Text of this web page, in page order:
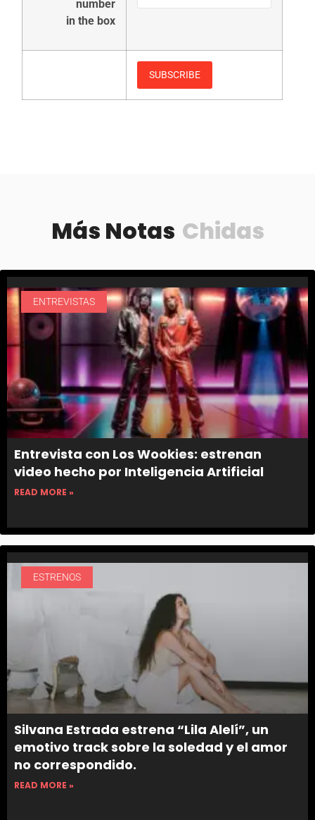
number
in the box
Más Notas Chidas
ENTREVISTAS
Entrevista con Los Wookies: estrenan
video hecho por Inteligencia Artificial
READ MORE »
ESTRENOS
Silvana Estrada estrena “Lila Alelí”, un
emotivo track sobre la soledad y el amor
no correspondido.
READ MORE »